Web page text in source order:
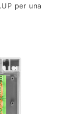
per una